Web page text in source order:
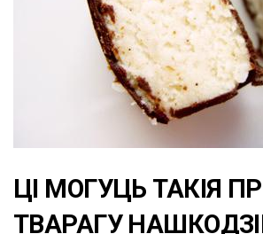
ЦІ МОГУЦЬ ТАКІЯ
ТВАРАГУ